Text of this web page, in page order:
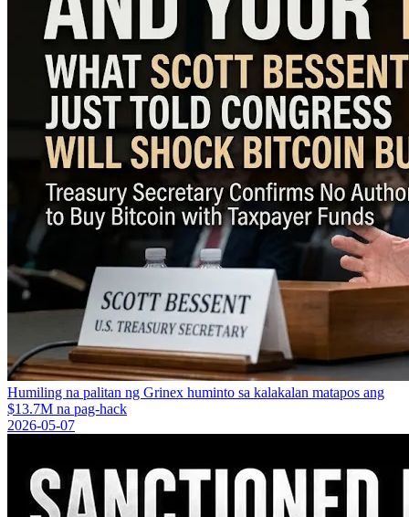
Humiling na palitan ng Grinex huminto sa kalakalan matapos ang
$13.7M na pag-hack
2026-05-07